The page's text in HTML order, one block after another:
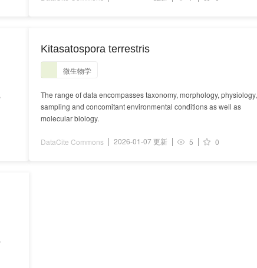
Kitasatospora terrestris
微生物学
The range of data encompasses taxonomy, morphology, physiology,
sampling and concomitant environmental conditions as well as
molecular biology.
DataCite Commons 2026-01-07 更新 5 0